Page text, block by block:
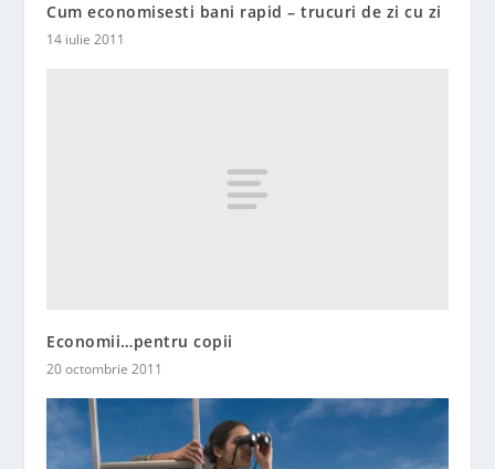
Cum economisesti bani rapid – trucuri de zi cu zi
14 iulie 2011
Economii…pentru copii
20 octombrie 2011